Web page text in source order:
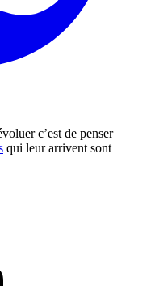
c’est de penser
qui leur arrivent sont